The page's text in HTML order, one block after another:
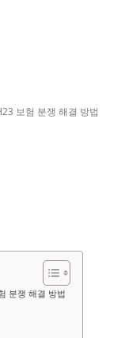
분쟁 해결 방법